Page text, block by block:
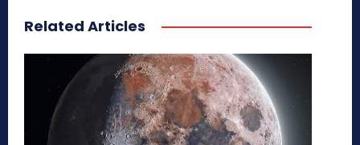
Related Articles